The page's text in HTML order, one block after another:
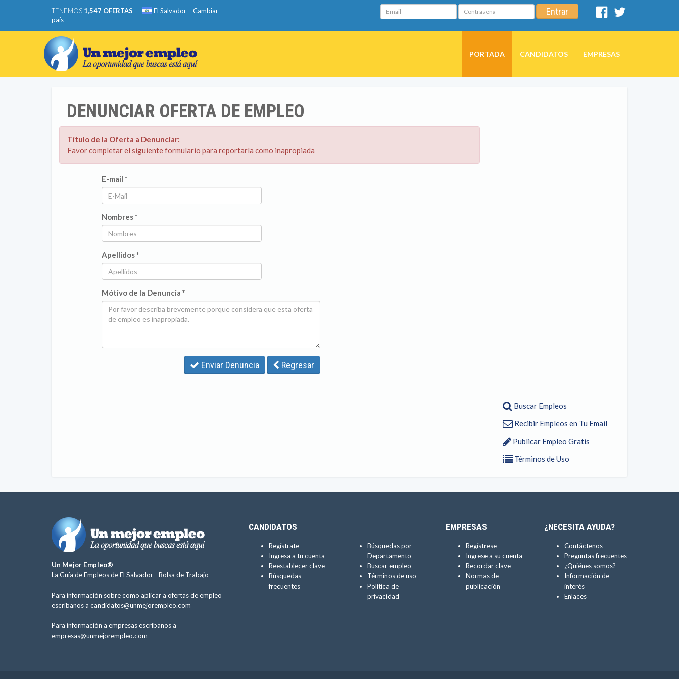
TENEMOS 1,547 OFERTAS El Salvador
Cambiar
país
Email Contraseña Entrar
Facebook
PORTADA CANDIDATOS EMPRESAS
DENUNCIAR OFERTA DE EMPLEO
Título de la Oferta a Denunciar:
Favor completar el siguiente formulario para reportarla como inapropiada
E-mail *
Nombres *
Apellidos *
Mótivo de la Denuncia *
Enviar Denuncia Regresar
Buscar Empleos
Recibir Empleos en Tu Email
Publicar Empleo Gratis
Términos de Uso
Un Mejor Empleo®
La Guía de Empleos de El Salvador - Bolsa de Trabajo
Para información sobre como aplicar a ofertas de empleo
escríbanos a candidatos@unmejorempleo.com
Para información a empresas escríbanos a
empresas@unmejorempleo.com
CANDIDATOS
Regístrate
Ingresa a tu cuenta
Reestablecer clave
Búsquedas
frecuentes
Búsquedas por
Departamento
Buscar empleo
Términos de uso
Política de
privacidad
EMPRESAS
Regístrese
Ingrese a su cuenta
Recordar clave
Normas de
publicación
¿NECESITA AYUDA?
Contáctenos
Preguntas frecuentes
¿Quiénes somos?
Información de
interés
Enlaces